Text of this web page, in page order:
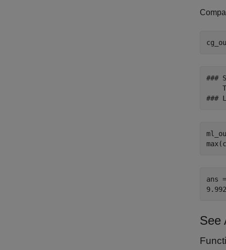
###
ans =
See